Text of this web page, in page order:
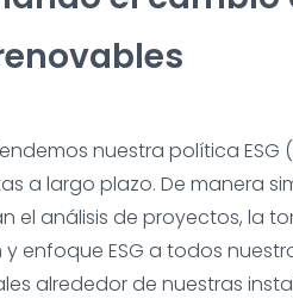
nuestra política
a largo plazo. De manera
el análisis de proyectos, la
y enfoque ESG a todos
alrededor de nuestras